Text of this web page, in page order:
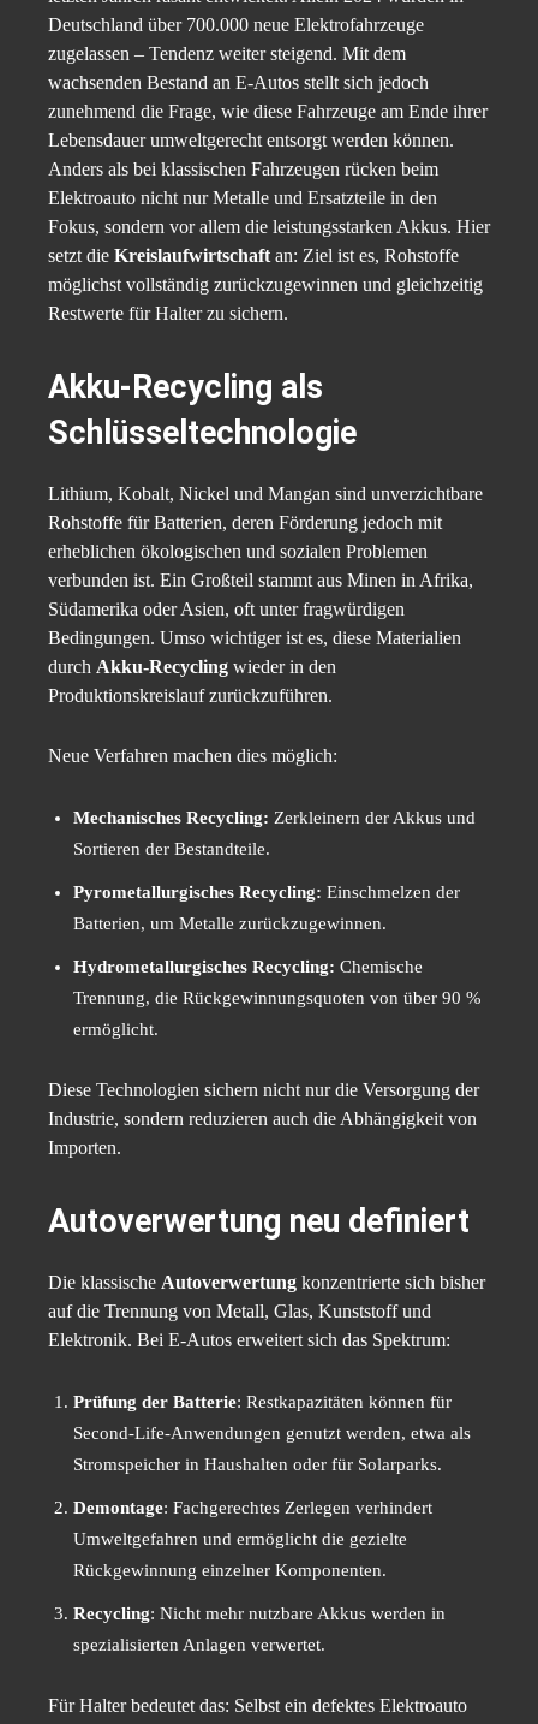
Deutschland über 700.000 neue Elektrofahrzeuge
zugelassen – Tendenz weiter steigend. Mit dem
wachsenden Bestand an E-Autos stellt sich jedoch
zunehmend die Frage, wie diese Fahrzeuge am Ende ihrer
Lebensdauer umweltgerecht entsorgt werden können.
Anders als bei klassischen Fahrzeugen rücken beim
Elektroauto nicht nur Metalle und Ersatzteile in den
Fokus, sondern vor allem die leistungsstarken Akkus. Hier
setzt die Kreislaufwirtschaft an: Ziel ist es, Rohstoffe
möglichst vollständig zurückzugewinnen und gleichzeitig
Restwerte für Halter zu sichern.
Akku-Recycling als
Schlüsseltechnologie
Lithium, Kobalt, Nickel und Mangan sind unverzichtbare
Rohstoffe für Batterien, deren Förderung jedoch mit
erheblichen ökologischen und sozialen Problemen
verbunden ist. Ein Großteil stammt aus Minen in Afrika,
Südamerika oder Asien, oft unter fragwürdigen
Bedingungen. Umso wichtiger ist es, diese Materialien
durch Akku-Recycling wieder in den
Produktionskreislauf zurückzuführen.
Neue Verfahren machen dies möglich:
Mechanisches Recycling: Zerkleinern der Akkus und
Sortieren der Bestandteile.
Pyrometallurgisches Recycling: Einschmelzen der
Batterien, um Metalle zurückzugewinnen.
Hydrometallurgisches Recycling: Chemische
Trennung, die Rückgewinnungsquoten von über 90 %
ermöglicht.
Diese Technologien sichern nicht nur die Versorgung der
Industrie, sondern reduzieren auch die Abhängigkeit von
Importen.
Autoverwertung neu definiert
Die klassische Autoverwertung konzentrierte sich bisher
auf die Trennung von Metall, Glas, Kunststoff und
Elektronik. Bei E-Autos erweitert sich das Spektrum:
Prüfung der Batterie: Restkapazitäten können für
Second-Life-Anwendungen genutzt werden, etwa als
Stromspeicher in Haushalten oder für Solarparks.
Demontage: Fachgerechtes Zerlegen verhindert
Umweltgefahren und ermöglicht die gezielte
Rückgewinnung einzelner Komponenten.
Recycling: Nicht mehr nutzbare Akkus werden in
spezialisierten Anlagen verwertet.
Für Halter bedeutet das: Selbst ein defektes Elektroauto